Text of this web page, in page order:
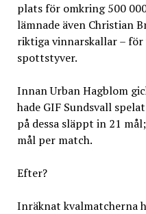
plats för omkring 500
lämnade även Christian
riktiga vinnarskallar – för
spottstyver.
Innan Urban Hagblom
hade GIF Sundsvall
på dessa släppt in 21
mål per match.
Efter?
Inräknat kvalmatcherna